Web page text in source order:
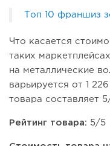
Топ 10 франшиз
Что касается
таких
на металлические
варьируется от 1
товара составляет
Рейтинг товара: 5/5